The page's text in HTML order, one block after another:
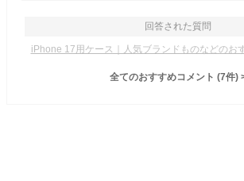
回答された質問
iPhone 17用ケース｜人気ブランドものなどのお
全てのおすすめコメント (7件)